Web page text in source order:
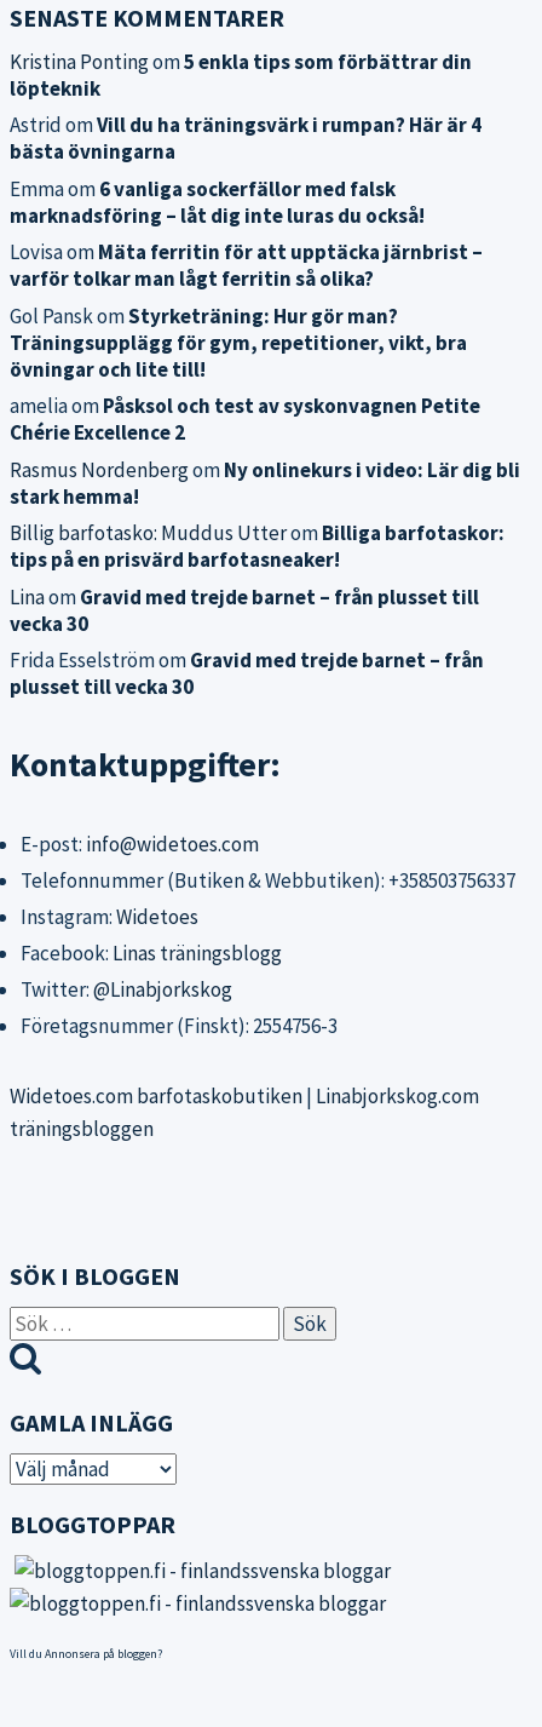
SENASTE KOMMENTARER
Kristina Pontingom5 enkla tips som förbättrar din
löpteknik
AstridomVill du ha träningsvärk i rumpan? Här är 4
bästa övningarna
Emmaom6 vanliga sockerfällor med falsk
marknadsföring – låt dig inte luras du också!
LovisaomMäta ferritin för att upptäcka järnbrist –
varför tolkar man lågt ferritin så olika?
Gol PanskomStyrketräning: Hur gör man?
Träningsupplägg för gym, repetitioner, vikt, bra
övningar och lite till!
ameliaomPåsksol och test av syskonvagnen Petite
Chérie Excellence 2
Rasmus NordenbergomNy onlinekurs i video: Lär dig bli
stark hemma!
Billig barfotasko: Muddus UtteromBilliga barfotaskor:
tips på en prisvärd barfotasneaker!
LinaomGravid med trejde barnet – från plusset till
vecka 30
Frida EsselströmomGravid med trejde barnet – från
plusset till vecka 30
Kontaktuppgifter:
E-post: info@widetoes.com
Telefonnummer (Butiken & Webbutiken): +358503756337
Instagram:Widetoes
Facebook: Linas träningsblogg
Twitter:@Linabjorkskog
Företagsnummer (Finskt): 2554756-3
Widetoes.com barfotaskobutiken| Linabjorkskog.com
träningsbloggen
SÖK I BLOGGEN
Sök
efter:
GAMLA INLÄGG
Gamla
BLOGGTOPPAR
Vill du Annonsera på bloggen?